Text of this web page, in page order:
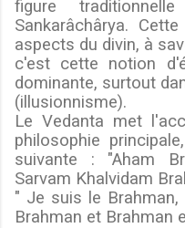
figure
Sankarâchârya.
aspects du divin, à
c'est cette notion
dominante, surtout
(illusionnisme).
Le Vedanta met
philosophie
suivante : "Aham
Sarvam Khalvidam
" Je suis le
Brahman et Brahman